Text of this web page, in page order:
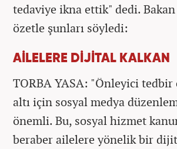
tedaviye ikna ettik" dedi.
özetle şunları söyledi:
AİLELERE DİJİTAL KALKAN
TORBA YASA: "Önleyici tedbir
altı için sosyal medya
önemli. Bu, sosyal hizmet
beraber ailelere yönelik bir